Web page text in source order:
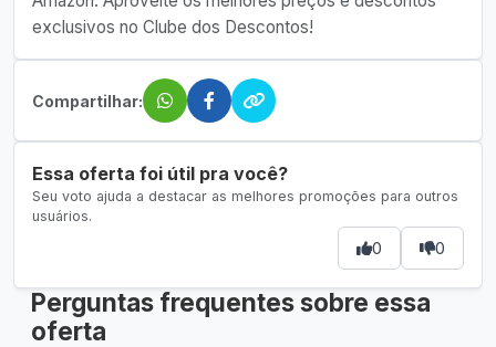
exclusivos no Clube dos Descontos!
Compartilhar:
Essa oferta foi útil pra você?
Seu voto ajuda a destacar as melhores promoções para outros
usuários.
0 0
Perguntas frequentes sobre essa
oferta